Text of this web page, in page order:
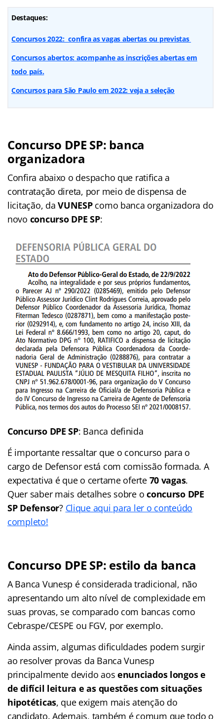
Destaques:
Concursos 2022: confira as vagas abertas ou previstas
Concursos abertos: acompanhe as inscrições abertas em
todo país.
Concursos para São Paulo em 2022: veja a seleção
Concurso DPE SP: banca
organizadora
Confira abaixo o despacho que ratifica a
contratação direta, por meio de dispensa de
licitação, daVUNESPcomo banca organizadora do
novo concurso DPE SP:
Concurso DPE SP: Banca definida
É importante ressaltar que o concurso para o
cargo de Defensor está com comissão formada. A
expectativa é que o certame oferte 70 vagas.
Quer saber mais detalhes sobre oconcurso DPE
SP Defensor? Clique aqui para ler o conteúdo
completo!
Concurso DPE SP: estilo da banca
A Banca Vunesp é considerada tradicional, não
apresentando um alto nível de complexidade em
suas provas, se comparado com bancas como
Cebraspe/CESPE ou FGV, por exemplo.
Ainda assim, algumas dificuldades podem surgir
ao resolver provas da Banca Vunesp
principalmente devido aos enunciados longos e
de difícil leitura e as questões com situações
hipotéticas, que exigem mais atenção do
candidato. Ademais, também é comum que todo o